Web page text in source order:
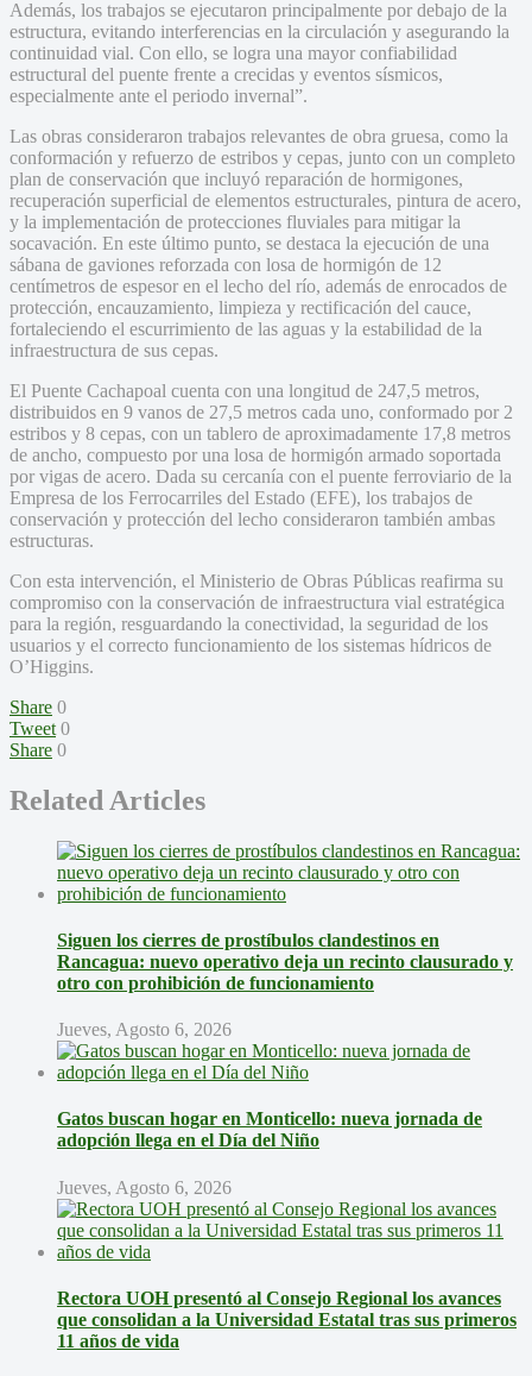
Además, los trabajos se ejecutaron principalmente por debajo de la
estructura, evitando interferencias en la circulación y asegurando la
continuidad vial. Con ello, se logra una mayor confiabilidad
estructural del puente frente a crecidas y eventos sísmicos,
especialmente ante el periodo invernal”.
Las obras consideraron trabajos relevantes de obra gruesa, como la
conformación y refuerzo de estribos y cepas, junto con un completo
plan de conservación que incluyó reparación de hormigones,
recuperación superficial de elementos estructurales, pintura de acero,
y la implementación de protecciones fluviales para mitigar la
socavación. En este último punto, se destaca la ejecución de una
sábana de gaviones reforzada con losa de hormigón de 12
centímetros de espesor en el lecho del río, además de enrocados de
protección, encauzamiento, limpieza y rectificación del cauce,
fortaleciendo el escurrimiento de las aguas y la estabilidad de la
infraestructura de sus cepas.
El Puente Cachapoal cuenta con una longitud de 247,5 metros,
distribuidos en 9 vanos de 27,5 metros cada uno, conformado por 2
estribos y 8 cepas, con un tablero de aproximadamente 17,8 metros
de ancho, compuesto por una losa de hormigón armado soportada
por vigas de acero. Dada su cercanía con el puente ferroviario de la
Empresa de los Ferrocarriles del Estado (EFE), los trabajos de
conservación y protección del lecho consideraron también ambas
estructuras.
Con esta intervención, el Ministerio de Obras Públicas reafirma su
compromiso con la conservación de infraestructura vial estratégica
para la región, resguardando la conectividad, la seguridad de los
usuarios y el correcto funcionamiento de los sistemas hídricos de
O’Higgins.
Share 0
Tweet 0
Share 0
Related Articles
Siguen los cierres de prostíbulos clandestinos en
Rancagua: nuevo operativo deja un recinto clausurado y
otro con prohibición de funcionamiento
Jueves, Agosto 6, 2026
Gatos buscan hogar en Monticello: nueva jornada de
adopción llega en el Día del Niño
Jueves, Agosto 6, 2026
Rectora UOH presentó al Consejo Regional los avances
que consolidan a la Universidad Estatal tras sus primeros
11 años de vida